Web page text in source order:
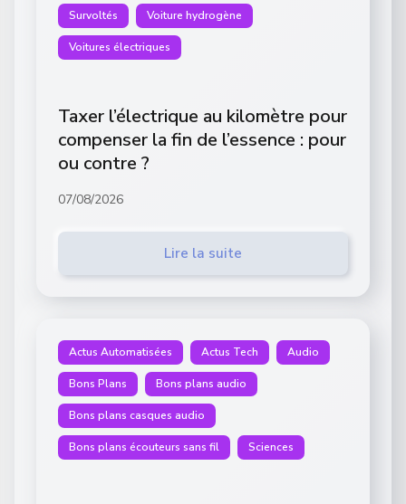
Survoltés Voiture hydrogène
Voitures électriques
Taxer l’électrique au kilomètre pour
compenser la fin de l’essence : pour
ou contre ?
07/08/2026
Lire la suite
Actus Automatisées Actus Tech Audio
Bons Plans Bons plans audio
Bons plans casques audio
Bons plans écouteurs sans fil Sciences